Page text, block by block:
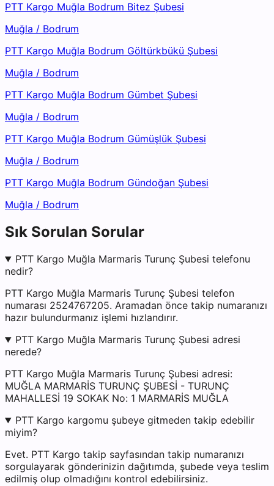
PTT Kargo Muğla Bodrum Bitez Şubesi
Muğla / Bodrum
PTT Kargo Muğla Bodrum Göltürkbükü Şubesi
Muğla / Bodrum
PTT Kargo Muğla Bodrum Gümbet Şubesi
Muğla / Bodrum
PTT Kargo Muğla Bodrum Gümüşlük Şubesi
Muğla / Bodrum
PTT Kargo Muğla Bodrum Gündoğan Şubesi
Muğla / Bodrum
Sık Sorulan Sorular
PTT Kargo Muğla Marmaris Turunç Şubesi telefonu
nedir?
PTT Kargo Muğla Marmaris Turunç Şubesi telefon
numarası 2524767205. Aramadan önce takip numaranızı
hazır bulundurmanız işlemi hızlandırır.
PTT Kargo Muğla Marmaris Turunç Şubesi adresi
nerede?
PTT Kargo Muğla Marmaris Turunç Şubesi adresi:
MUĞLA MARMARİS TURUNÇ ŞUBESİ - TURUNÇ
MAHALLESİ 19 SOKAK No: 1 MARMARİS MUĞLA
PTT Kargo kargomu şubeye gitmeden takip edebilir
miyim?
Evet. PTT Kargo takip sayfasından takip numaranızı
sorgulayarak gönderinizin dağıtımda, şubede veya teslim
edilmiş olup olmadığını kontrol edebilirsiniz.